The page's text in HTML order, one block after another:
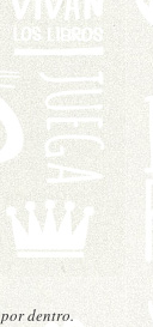
por dentro.